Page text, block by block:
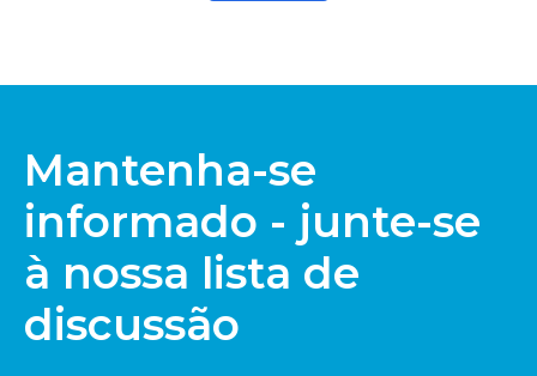
Mantenha-se
informado - junte-se
à nossa lista de
discussão